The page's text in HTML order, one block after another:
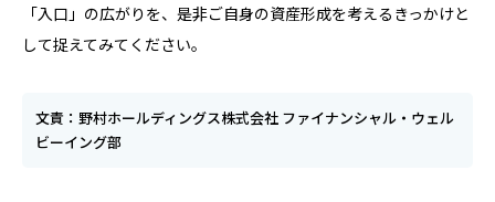
「入口」の広がりを、是非ご自身の資産形成を考えるきっかけと
して捉えてみてください。
文責：野村ホールディングス株式会社 ファイナンシャル・ウェル
ビーイング部